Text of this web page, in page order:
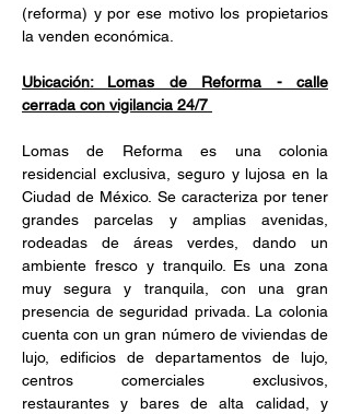
(reforma) y por ese motivo los propietarios
la venden económica.
Ubicación: Lomas de Reforma - calle
cerrada con vigilancia 24/7
Lomas de Reforma es una colonia
residencial exclusiva, seguro y lujosa en la
Ciudad de México. Se caracteriza por tener
grandes parcelas y amplias avenidas,
rodeadas de áreas verdes, dando un
ambiente fresco y tranquilo. Es una zona
muy segura y tranquila, con una gran
presencia de seguridad privada. La colonia
cuenta con un gran número de viviendas de
lujo, edificios de departamentos de lujo,
centros comerciales exclusivos,
restaurantes y bares de alta calidad, y